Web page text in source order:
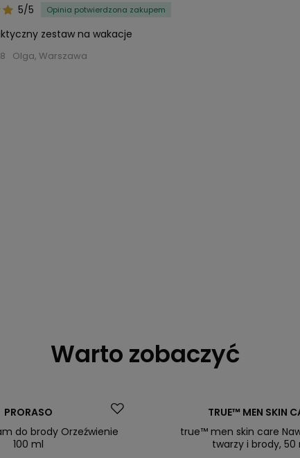
5/5 Opinia potwierdzona zakupem
zestaw na wakacje
Olga, Warszawa
Warto zobaczyć
PRORASO
do brody Orzeźwienie
100 ml
TRUE™ MEN SKIN
true™ men skin care
twarzy i brody, 50